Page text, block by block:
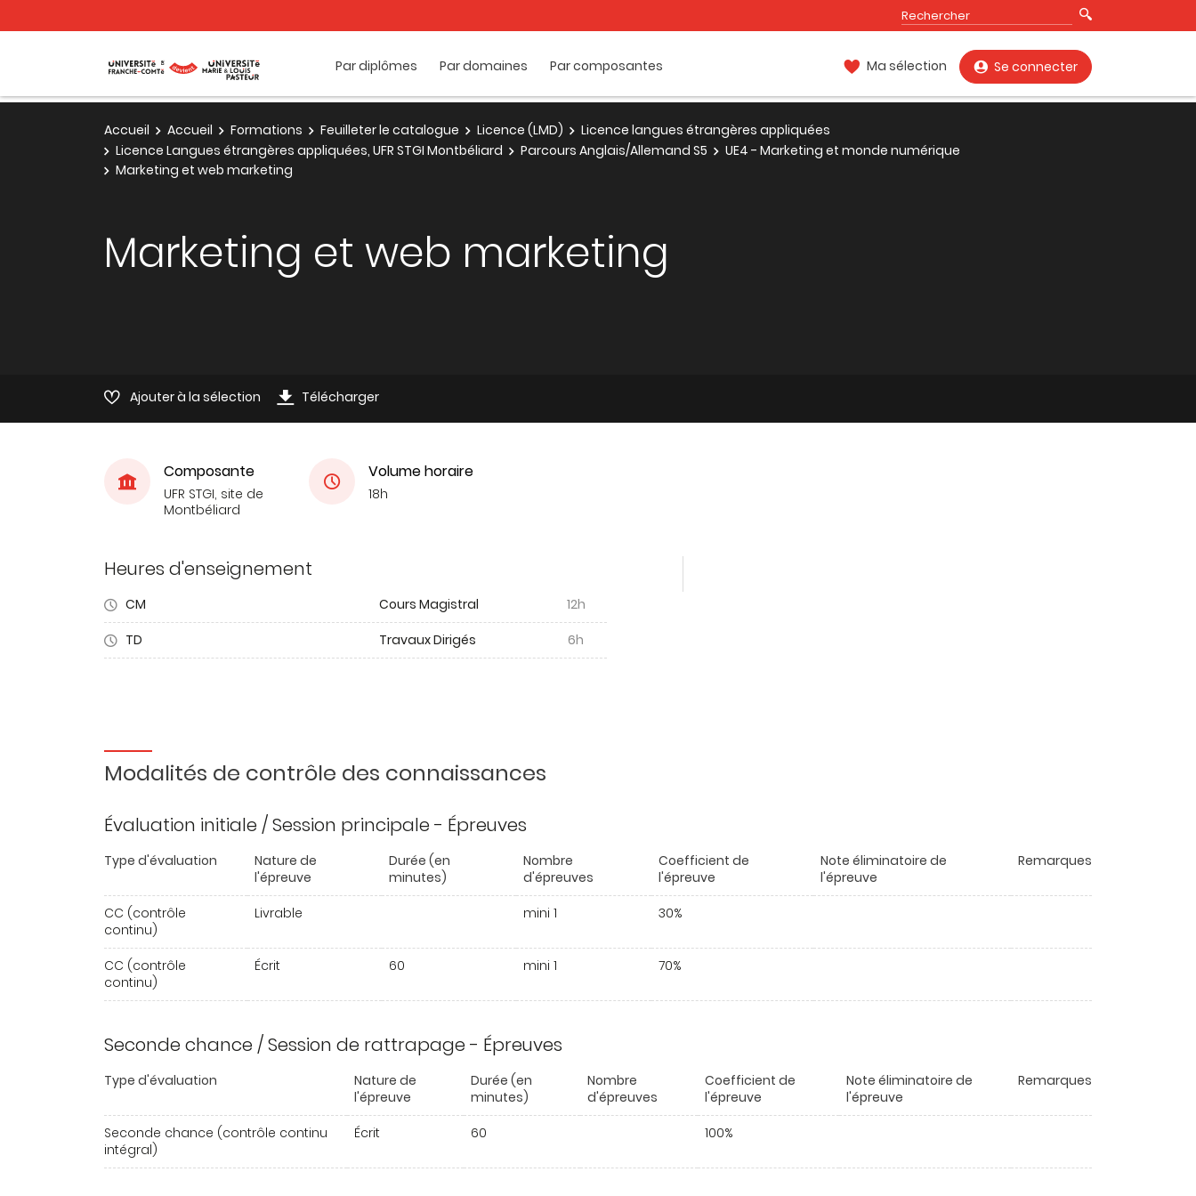
Par diplômes Par domaines Par composantes Ma sélection Se connecter
Accueil Accueil Formations Feuilleter le catalogue Licence (LMD)
Licence langues étrangères appliquées
Licence Langues étrangères appliquées, UFR STGI Montbéliard
Parcours Anglais/Allemand S5
UE4 - Marketing et monde numérique
Marketing et web marketing
Marketing et web marketing
Ajouter à la sélection Télécharger
Composante
UFR STGI, site de
Montbéliard
Volume horaire
18h
Heures d'enseignement
CM Cours Magistral
12h
TD
Travaux Dirigés 6h
Modalités de contrôle des connaissances
Évaluation initiale / Session principale - Épreuves
Type d'évaluation
Nature de
l'épreuve
Durée (en
minutes)
Nombre
d'épreuves
Coefficient de
l'épreuve
Note éliminatoire de
l'épreuve
Remarques
CC (contrôle
continu)
Livrable mini 1 30%
CC (contrôle
continu)
Écrit 60 mini 1 70%
Seconde chance / Session de rattrapage - Épreuves
Type d'évaluation
Nature de
l'épreuve
Durée (en
minutes)
Nombre
d'épreuves
Coefficient de
l'épreuve
Note éliminatoire de
l'épreuve
Remarques
Seconde chance (contrôle continu
intégral)
Écrit 60 100%